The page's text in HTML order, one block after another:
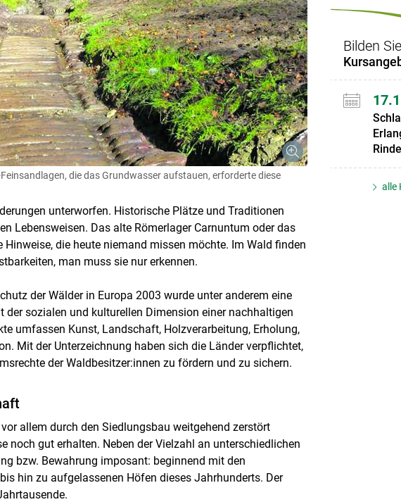
Skip to main content
die das Grundwasser aufstauen, erforderte diese
unterworfen. Historische Plätze und Traditionen
Lebensweisen. Das alte Römerlager Carnuntum oder das
die heute niemand missen möchte. Im Wald finden
man muss sie nur erkennen.
der Wälder in Europa 2003 wurde unter anderem eine
sozialen und kulturellen Dimension einer nachhaltigen
umfassen Kunst, Landschaft, Holzverarbeitung, Erholung,
Mit der Unterzeichnung haben sich die Länder verpflichtet,
der Waldbesitzer:innen zu fördern und zu sichern.
allem durch den Siedlungsbau weitgehend zerstört
noch gut erhalten. Neben der Vielzahl an unterschiedlichen
bzw. Bewahrung imposant: beginnend mit den
hin zu aufgelassenen Höfen dieses Jahrhunderts. Der
Bilden
alle